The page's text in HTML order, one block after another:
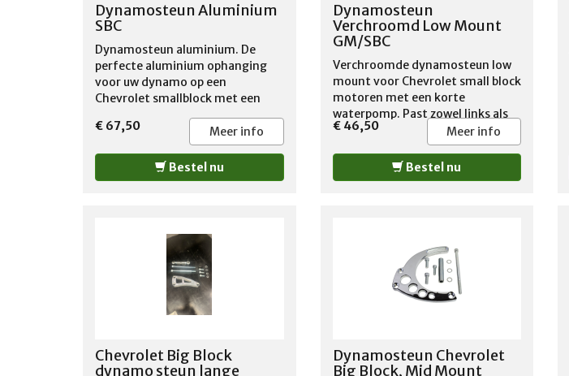
Dynamosteun Aluminium
SBC
Dynamosteun aluminium. De
perfecte aluminium ophanging
voor uw dynamo op een
Chevrolet smallblock met een
lange waterpomp. De afwerking is
supermooi!!!
€ 67,50 Meer info
Bestel nu
Dynamosteun
Verchroomd Low Mount
GM/SBC
Verchroomde dynamosteun low
mount voor Chevrolet small block
motoren met een korte
waterpomp. Past zowel links als
rechts op de motor. Past niet op
Chevrolet Camaro en Chevrolet 2
subframes.
€ 46,50 Meer info
Bestel nu
Chevrolet Big Block
dynamo steun lange
Dynamosteun Chevrolet
Big Block, Mid Mount